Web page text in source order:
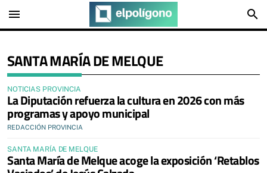
menu search
SANTA MARÍA DE MELQUE
NOTICIAS PROVINCIA
La Diputación refuerza la cultura en 2026 con más
programas y apoyo municipal
REDACCIÓN PROVINCIA
SANTA MARÍA DE MELQUE
Santa María de Melque acoge la exposición ‘Retablos